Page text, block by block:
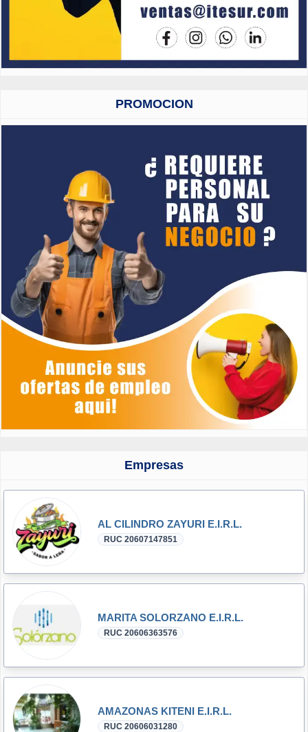
PROMOCION
Empresas
AL CILINDRO ZAYURI E.I.R.L.
RUC 20607147851
MARITA SOLORZANO E.I.R.L.
RUC 20606363576
AMAZONAS KITENI E.I.R.L.
RUC 20606031280